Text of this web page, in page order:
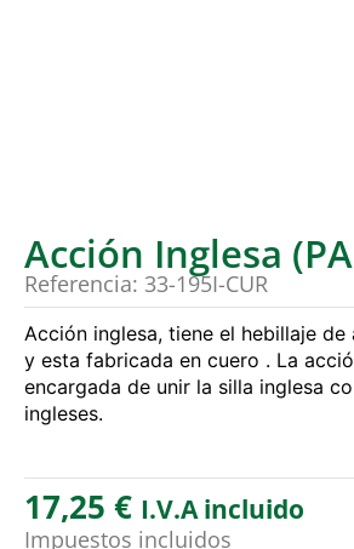
Acción Inglesa
Referencia: 33-195I-CUR
Acción inglesa, tiene el hebillaje
y esta fabricada en cuero . La
encargada de unir la silla inglesa
ingleses.
17,25 € I.V.A incluido
Impuestos incluidos